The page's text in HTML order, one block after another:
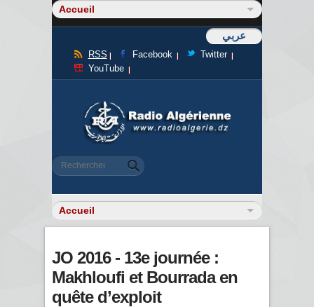
عربي
RSS Facebook
Twitter
YouTube
Formulaire de recherche
Rechercher
JO 2016 - 13e journée :
Makhloufi et Bourrada en
quête d’exploit